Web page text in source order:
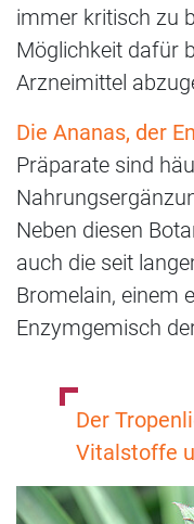
immer kritisch zu
Möglichkeit dafür
Arzneimittel
Die Ananas, der
Präparate sind
Neben diesen
auch die seit
Bromelain, einem
Enzymgemisch
Der
Vitalstoffe